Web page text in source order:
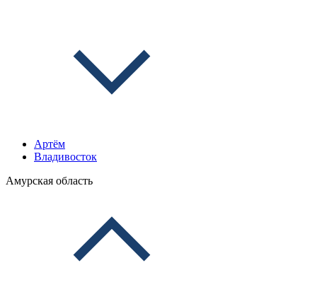
Артём
Владивосток
Амурская область